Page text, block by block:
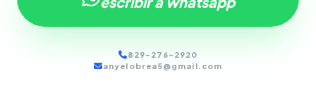
829-276-2920
anyelobrea5@gmail.com